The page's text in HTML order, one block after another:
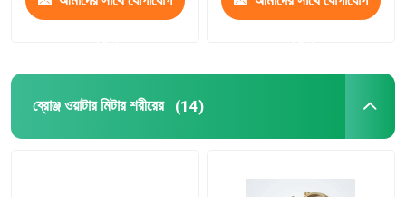
ব্রোঞ্জ ওয়াটার মিটার শরীরের (14)